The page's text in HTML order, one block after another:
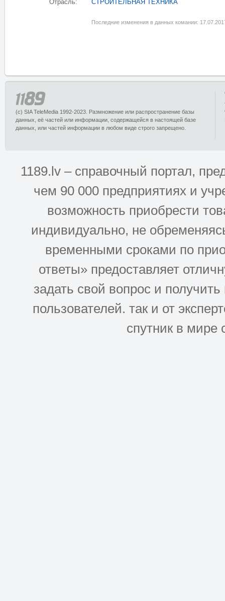
Отрасль: СТРОИТЕЛЬНАЯ ТЕХНИКА
Последние изменения в данных комании:
(c) SIA TeleMedia 1992-2023. Размножение или распространение базы
данных, её частей или информации, содержащейся в настоящей базе
данных, или частей информации в любом виде строго запрещено.
1189.lv – справочный портал,
чем 90 000 предприятиях и
возможность приобрести
индивидуально, не
временными сроками по
ответы» предоставляет
задать свой вопрос и
пользователей. так и от
спутник в